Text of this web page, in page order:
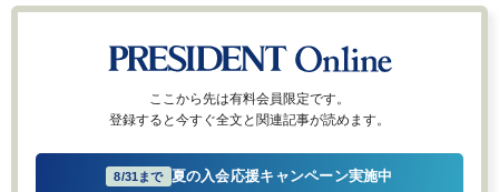
ここから先は有料会員限定です。
登録すると今すぐ全文と関連記事が読めます。
8/31まで 夏の入会応援キャンペーン実施中